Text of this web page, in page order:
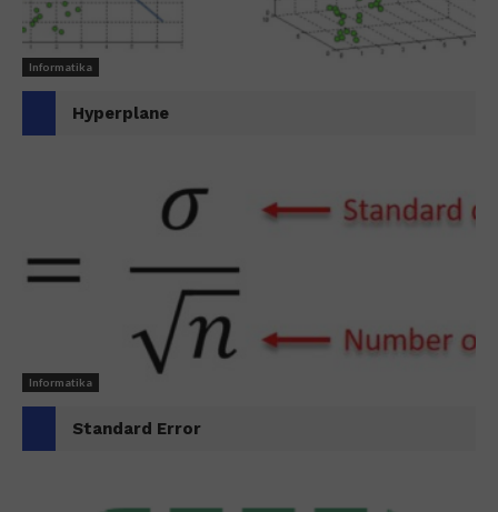
Informatika
Hyperplane
Informatika
Standard Error